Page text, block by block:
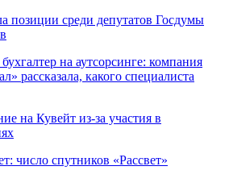
позиции среди депутатов Госдумы
на аутсорсинге: компания
рассказала, какого специалиста
на Кувейт из-за участия в
число спутников «Рассвет»